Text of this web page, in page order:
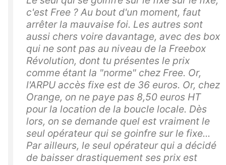
c'est Free ? Au bout d'un moment, faut
arrêter la mauvaise foi. Les autres sont
aussi chers voire davantage, avec des box
qui ne sont pas au niveau de la Freebox
Révolution, dont tu présentes le prix
comme étant la "norme" chez Free. Or,
l'ARPU accès fixe est de 36 euros. Or, chez
Orange, on ne paye pas 8,50 euros HT
pour la location de la boucle locale. Dès
lors, on se demande quel est vraiment le
seul opérateur qui se goinfre sur le fixe...
Par ailleurs, le seul opérateur qui a décidé
de baisser drastiquement ses prix est